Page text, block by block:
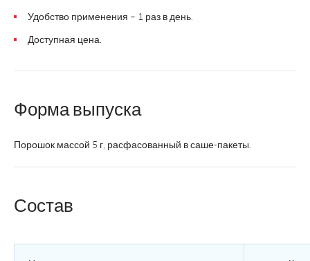
Удобство применения – 1 раз в день.
Доступная цена.
Форма выпуска
Порошок массой 5 г, расфасованный в саше-пакеты.
Состав